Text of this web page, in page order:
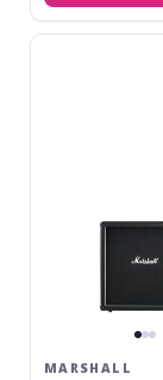
Marshall
MARSHALL